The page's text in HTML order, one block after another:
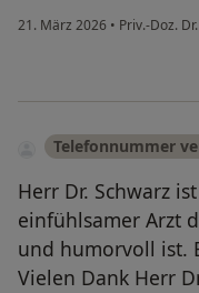
21. März 2026 • Priv.-Doz.
Telefonnummer
Herr Dr. Schwarz
einfühlsamer Arzt
und humorvoll ist.
Vielen Dank Herr